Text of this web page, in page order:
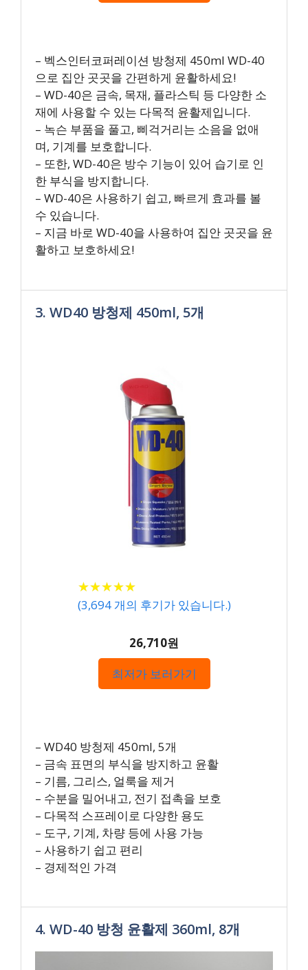
– 벡스인터코퍼레이션 방청제 450ml WD-40
으로 집안 곳곳을 간편하게 윤활하세요!
– WD-40은 금속, 목재, 플라스틱 등 다양한 소
재에 사용할 수 있는 다목적 윤활제입니다.
– 녹슨 부품을 풀고, 삐걱거리는 소음을 없애
며, 기계를 보호합니다.
– 또한, WD-40은 방수 기능이 있어 습기로 인
한 부식을 방지합니다.
– WD-40은 사용하기 쉽고, 빠르게 효과를 볼
수 있습니다.
– 지금 바로 WD-40을 사용하여 집안 곳곳을 윤
활하고 보호하세요!
3. WD40 방청제 450ml, 5개
★★★★★
★★★★★
(3,694개의 후기가 있습니다.)
26,710원
최저가 보러가기
– WD40 방청제 450ml, 5개
– 금속 표면의 부식을 방지하고 윤활
– 기름, 그리스, 얼룩을 제거
– 수분을 밀어내고, 전기 접촉을 보호
– 다목적 스프레이로 다양한 용도
– 도구, 기계, 차량 등에 사용 가능
– 사용하기 쉽고 편리
– 경제적인 가격
4. WD-40 방청 윤활제 360ml, 8개